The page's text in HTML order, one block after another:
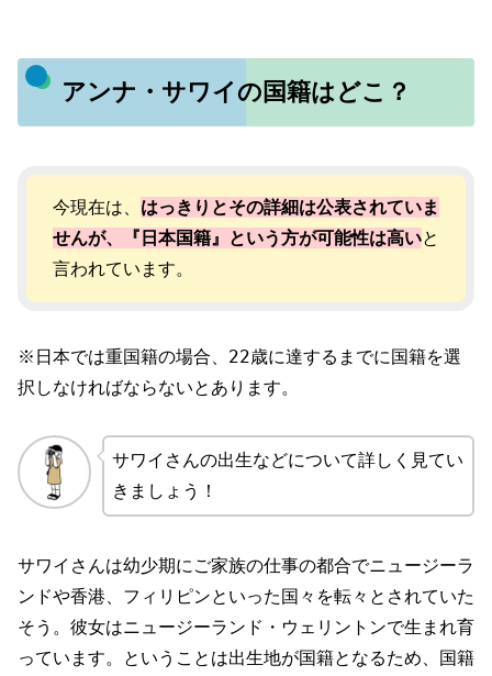
アンナ・サワイの国籍はどこ？
今現在は、 はっきりとその詳細は公表されていま
せんが、『日本国籍』という方が可能性は高いと
言われています。
※日本では重国籍の場合、22歳に達するまでに国籍を選
択しなければならないとあります。
サワイさんの出生などについて詳しく見てい
きましょう！
サワイさんは幼少期にご家族の仕事の都合でニュージーラ
ンドや香港、フィリピンといった国々を転々とされていた
そう。彼女はニュージーランド・ウェリントンで生まれ育
っています。ということは出生地が国籍となるため、国籍